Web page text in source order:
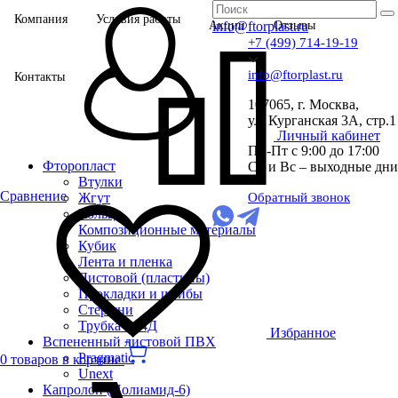
Личный кабинет
Фторопласт
Втулки
Жгут
Кольца
Композиционные материалы
Кубик
Лента и пленка
Листовой (пластины)
Прокладки и шайбы
Стержни
Трубка Ф-4Д
Вспененный листовой ПВХ
Pragmatic
Unext
Капролон (Полиамид-6)
Компания Условия работы Акции Отзывы
Контакты
Сравнение
Избранное
0 товаров в корзине
info@ftorplast.ru
+7 (499) 714-19-19
info@ftorplast.ru
107065, г. Москва,
ул. Курганская 3А, стр.1
Пн-Пт с 9:00 до 17:00
Сб и Вс – выходные дни
Обратный звонок